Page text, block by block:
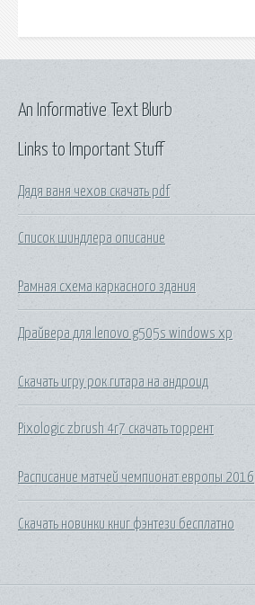
Links to Important Stuff
Дядя ваня чехов скачать pdf
Список шиндлера описание
Рамная схема каркасного здания
Драйвера для lenovo g505s windows xp
Скачать игру рок гитара на андроид
Pixologic zbrush 4r7 скачать торрент
Расписание матчей чемпионат европы 2016
Скачать новинки книг фэнтези бесплатно
An Informative Text Blurb